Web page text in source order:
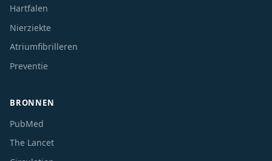
Hartfalen
Nierziekte
Atriumfibrilleren
Preventie
BRONNEN
PubMed
The Lancet